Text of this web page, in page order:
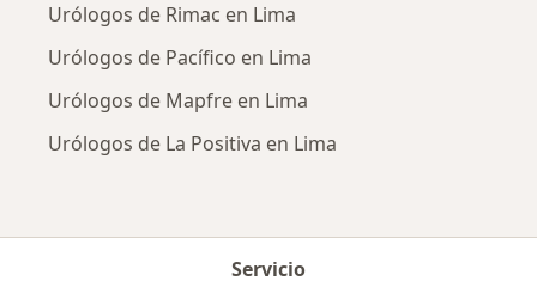
Urólogos de Rimac en Lima
Urólogos de Pacífico en Lima
Urólogos de Mapfre en Lima
Urólogos de La Positiva en Lima
Servicio